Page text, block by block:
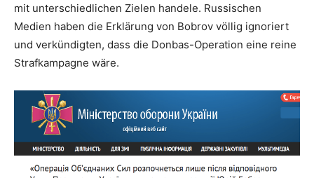
mit unterschiedlichen Zielen handele. Russischen
Medien haben die Erklärung von Bobrov völlig ignoriert
und verkündigten, dass die Donbas-Operation eine reine
Strafkampagne wäre.